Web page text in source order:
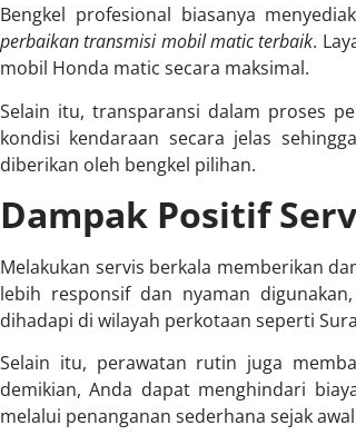
Bengkel profesional biasanya
perbaikan transmisi mobil matic terbaik.
mobil Honda matic secara maksimal.
Selain itu, transparansi dalam proses
kondisi kendaraan secara jelas
diberikan oleh bengkel pilihan.
Dampak Positif
Melakukan servis berkala memberikan
lebih responsif dan nyaman
dihadapi di wilayah perkotaan seperti
Selain itu, perawatan rutin juga
demikian, Anda dapat menghindari
melalui penanganan sederhana sejak